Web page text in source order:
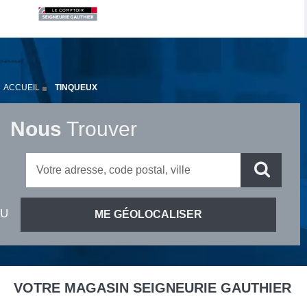
ACCUEIL TINQUEUX
Nous Trouver
VOTRE MAGASIN SEIGNEURIE GAUTHIER